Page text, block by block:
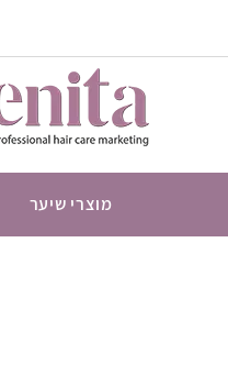
מוצרי שיער